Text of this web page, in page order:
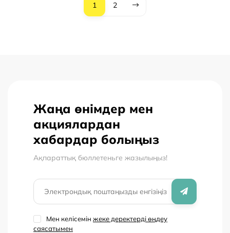
1 2
Жаңа өнімдер мен
акциялардан
хабардар болыңыз
Ақпараттық бюллетеньге жазылыңыз!
Мен келісемін жеке деректерді өңдеу
саясатымен